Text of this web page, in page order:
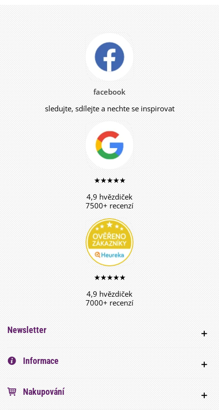
facebook
sledujte, sdílejte a nechte se inspirovat
★★★★★
4,9 hvězdiček
7500+ recenzí
★★★★★
4,9 hvězdiček
7000+ recenzí
Newsletter
Informace
Nakupování